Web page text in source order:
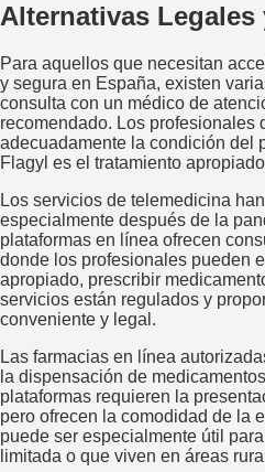
Alternativas Legales
Para aquellos que necesitan
y segura en España, existen
consulta con un médico de
recomendado. Los profesionales
adecuadamente la condición del
Flagyl es el tratamiento
Los servicios de telemedicina
especialmente después de la
plataformas en línea ofrecen
donde los profesionales pueden
apropiado, prescribir
servicios están regulados y
conveniente y legal.
Las farmacias en línea
la dispensación de
plataformas requieren la
pero ofrecen la comodidad de la
puede ser especialmente útil
limitada o que viven en áreas